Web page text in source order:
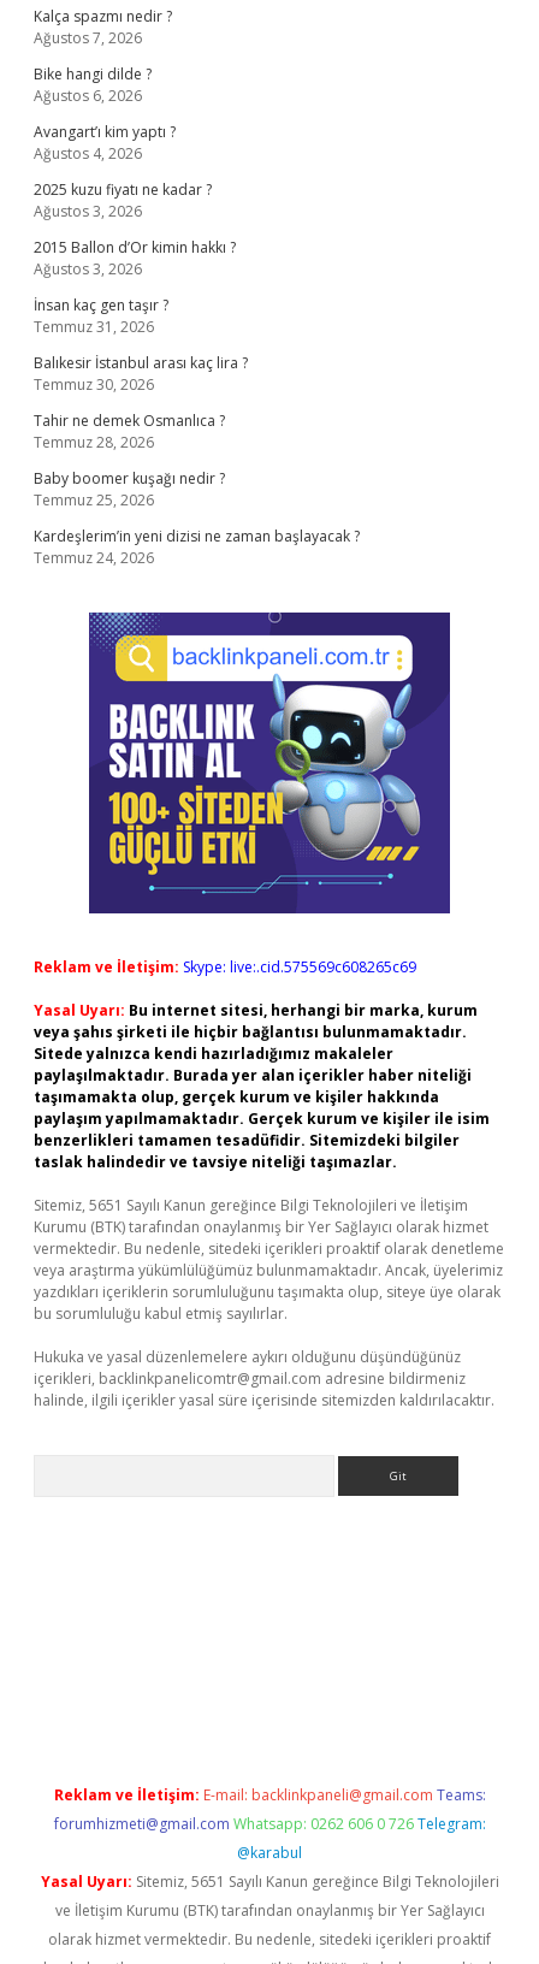
Kalça spazmı nedir ?
Ağustos 7, 2026
Bike hangi dilde ?
Ağustos 6, 2026
Avangart’ı kim yaptı ?
Ağustos 4, 2026
2025 kuzu fiyatı ne kadar ?
Ağustos 3, 2026
2015 Ballon d’Or kimin hakkı ?
Ağustos 3, 2026
İnsan kaç gen taşır ?
Temmuz 31, 2026
Balıkesir İstanbul arası kaç lira ?
Temmuz 30, 2026
Tahir ne demek Osmanlıca ?
Temmuz 28, 2026
Baby boomer kuşağı nedir ?
Temmuz 25, 2026
Kardeşlerim’in yeni dizisi ne zaman başlayacak ?
Temmuz 24, 2026
Reklam ve İletişim: Skype: live:.cid.575569c608265c69
Yasal Uyarı: Bu internet sitesi, herhangi bir marka, kurum
veya şahıs şirketi ile hiçbir bağlantısı bulunmamaktadır.
Sitede yalnızca kendi hazırladığımız makaleler
paylaşılmaktadır. Burada yer alan içerikler haber niteliği
taşımamakta olup, gerçek kurum ve kişiler hakkında
paylaşım yapılmamaktadır. Gerçek kurum ve kişiler ile isim
benzerlikleri tamamen tesadüfidir. Sitemizdeki bilgiler
taslak halindedir ve tavsiye niteliği taşımazlar.
Sitemiz, 5651 Sayılı Kanun gereğince Bilgi Teknolojileri ve İletişim
Kurumu (BTK) tarafından onaylanmış bir Yer Sağlayıcı olarak hizmet
vermektedir. Bu nedenle, sitedeki içerikleri proaktif olarak denetleme
veya araştırma yükümlülüğümüz bulunmamaktadır. Ancak, üyelerimiz
yazdıkları içeriklerin sorumluluğunu taşımakta olup, siteye üye olarak
bu sorumluluğu kabul etmiş sayılırlar.
Hukuka ve yasal düzenlemelere aykırı olduğunu düşündüğünüz
içerikleri, backlinkpanelicomtr@gmail.com adresine bildirmeniz
halinde, ilgili içerikler yasal süre içerisinde sitemizden kaldırılacaktır.
Reklam ve İletişim: E-mail: backlinkpaneli@gmail.com Teams:
forumhizmeti@gmail.com Whatsapp: 0262 606 0 726 Telegram:
@karabul
Yasal Uyarı: Sitemiz, 5651 Sayılı Kanun gereğince Bilgi Teknolojileri
ve İletişim Kurumu (BTK) tarafından onaylanmış bir Yer Sağlayıcı
olarak hizmet vermektedir. Bu nedenle, sitedeki içerikleri proaktif